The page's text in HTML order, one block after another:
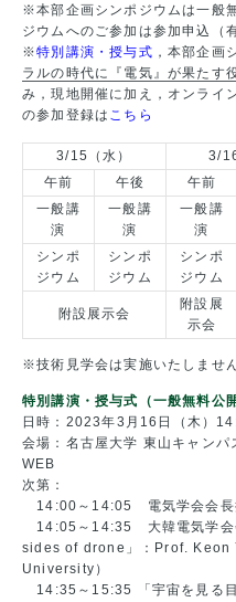
※本部企画シンポジウムは一般
ジウムへのご参加は参加申込（
※特別講演・授与式 ，本部企画
ラルの時代に『電気』が果たす
み，現地開催に加え，オンライ
の参加登録は こちら
3/15（水） 3/
午前
午後 午前
一般講
演
一般講
演
一般講
演
シンポ
ジウム
シンポ
ジウム
シンポ
ジウム
附設展示会
附設展
示会
※技術見学会は実施いたしません
特別講演・授与式（一般無料公開
日時：2023年3月16日（木）
会場：名古屋大学 東山キャン
WEB
次第：
14:00～14:05 電気学会会
14:05～14:35 大韓電気学会
sides of drone」：Prof. Keon
University）
14:35～15:35 「宇宙を見る